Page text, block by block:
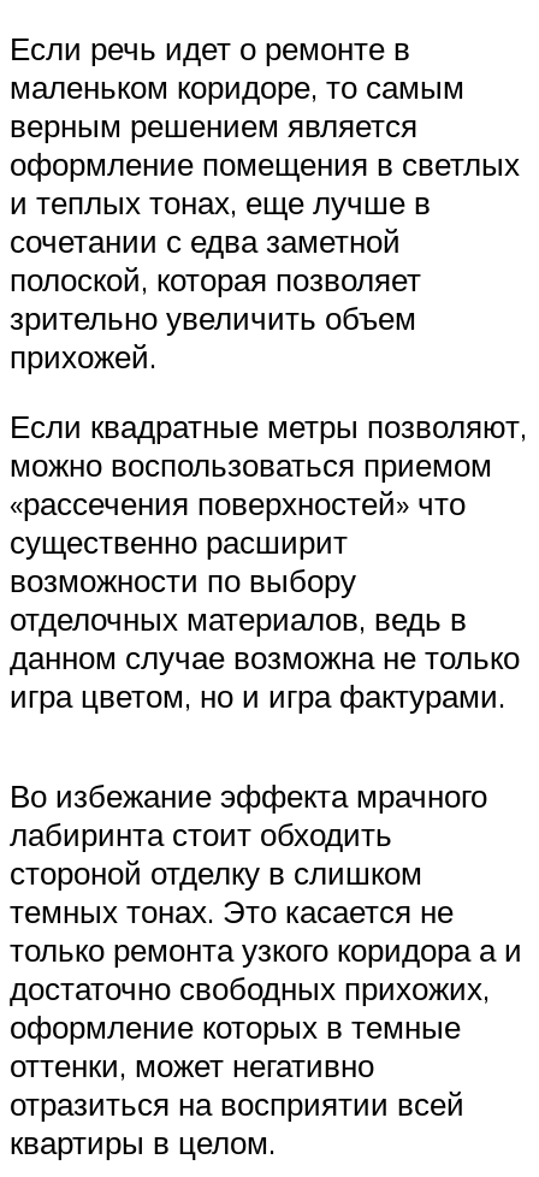
Если речь идет о ремонте в
маленьком коридоре, то самым
верным решением является
оформление помещения в светлых
и теплых тонах, еще лучше в
сочетании с едва заметной
полоской, которая позволяет
зрительно увеличить объем
прихожей.
Если квадратные метры позволяют,
можно воспользоваться приемом
«рассечения поверхностей» что
существенно расширит
возможности по выбору
отделочных материалов, ведь в
данном случае возможна не только
игра цветом, но и игра фактурами.
Во избежание эффекта мрачного
лабиринта стоит обходить
стороной отделку в слишком
темных тонах. Это касается не
только ремонта узкого коридора а и
достаточно свободных прихожих,
оформление которых в темные
оттенки, может негативно
отразиться на восприятии всей
квартиры в целом.